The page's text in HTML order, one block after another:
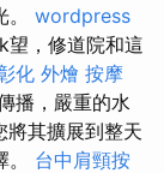
wordpress
望，修道院和這
化 外燴 按摩
播，嚴重的水
將其擴展到整天
台中肩頸按